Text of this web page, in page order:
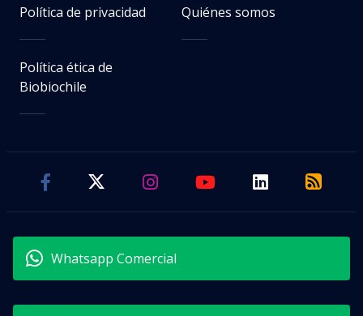
Política de privacidad Quiénes somos
Política ética de
Biobiochile
Whatsapp Comercial